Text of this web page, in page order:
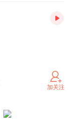
加关注